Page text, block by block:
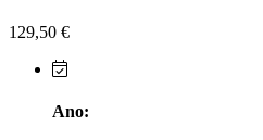
129,50 €
Ano: